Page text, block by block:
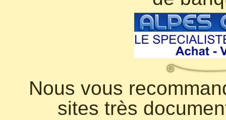
Nous vous
sites très